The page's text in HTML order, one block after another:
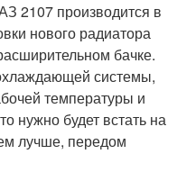
2107 производится в
нового радиатора
бачке.
системы,
температуры и
нужно будет встать на
лучше, передом